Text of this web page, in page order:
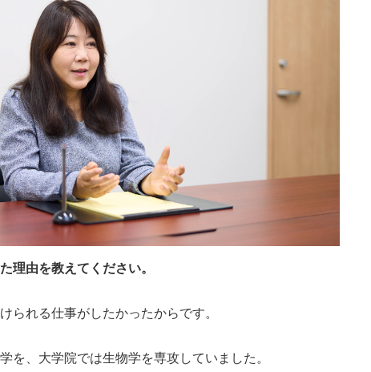
由を教えてください。
られる仕事がしたかったからです。
を、大学院では生物学を専攻していました。